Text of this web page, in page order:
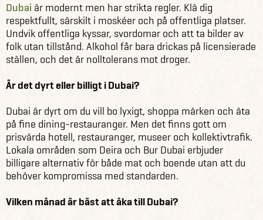
Dubai är modernt men har strikta regler. Klä dig
respektfullt, särskilt i moskéer och på offentliga platser.
Undvik offentliga kyssar, svordomar och att ta bilder av
folk utan tillstånd. Alkohol får bara drickas på licensierade
ställen, och det är nolltolerans mot droger.
Är det dyrt eller billigt i Dubai?
Dubai är dyrt om du vill bo lyxigt, shoppa märken och äta
på fine dining-restauranger. Men det finns gott om
prisvärda hotell, restauranger, museer och kollektivtrafik.
Lokala områden som Deira och Bur Dubai erbjuder
billigare alternativ för både mat och boende utan att du
behöver kompromissa med standarden.
Vilken månad är bäst att åka till Dubai?